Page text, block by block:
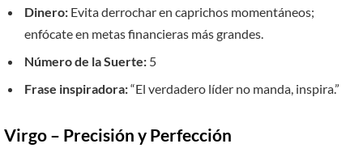
Dinero: Evita derrochar en caprichos momentáneos;
enfócate en metas financieras más grandes.
Número de la Suerte: 5
Frase inspiradora:“El verdadero líder no manda, inspira.”
Virgo – Precisión y Perfección